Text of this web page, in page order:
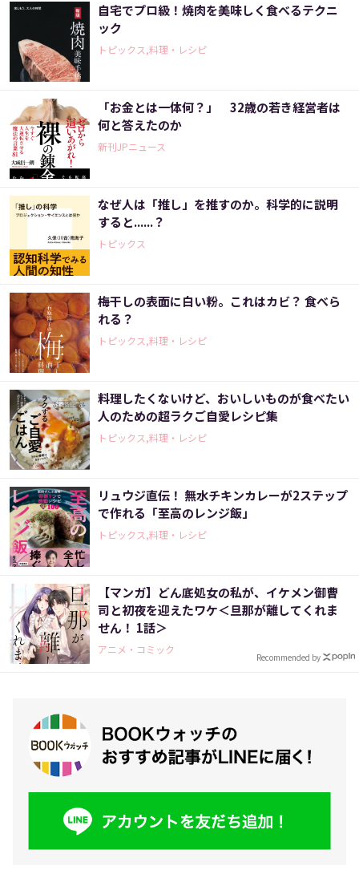
自宅でプロ級！焼肉を美味しく食べるテクニ
ック
トピックス,料理・レシピ
「お金とは一体何？」 32歳の若き経営者は
何と答えたのか
新刊JPニュース
なぜ人は「推し」を推すのか。科学的に説明
すると......？
トピックス
梅干しの表面に白い粉。これはカビ？ 食べら
れる？
トピックス,料理・レシピ
料理したくないけど、おいしいものが食べたい
人のための超ラクご自愛レシピ集
トピックス,料理・レシピ
リュウジ直伝！ 無水チキンカレーが2ステップ
で作れる「至高のレンジ飯」
トピックス,料理・レシピ
【マンガ】どん底処女の私が、イケメン御曹
司と初夜を迎えたワケ＜旦那が離してくれま
せん！ 1話＞
アニメ・コミック
Recommended by